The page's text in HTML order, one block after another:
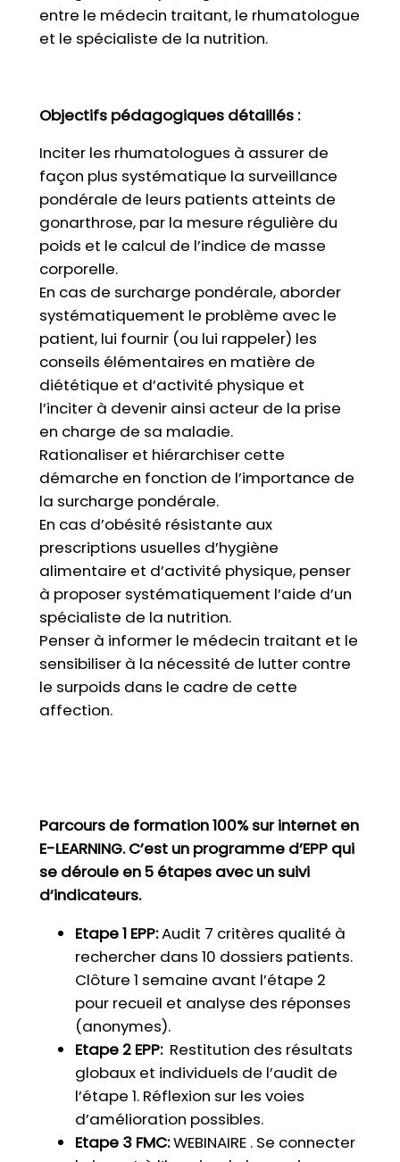
entre le médecin traitant, le rhumatologue
et le spécialiste de la nutrition.
Objectifs pédagogiques détaillés :
Inciter les rhumatologues à assurer de
façon plus systématique la surveillance
pondérale de leurs patients atteints de
gonarthrose, par la mesure régulière du
poids et le calcul de l’indice de masse
corporelle.
En cas de surcharge pondérale, aborder
systématiquement le problème avec le
patient, lui fournir (ou lui rappeler) les
conseils élémentaires en matière de
diététique et d’activité physique et
l’inciter à devenir ainsi acteur de la prise
en charge de sa maladie.
Rationaliser et hiérarchiser cette
démarche en fonction de l’importance de
la surcharge pondérale.
En cas d’obésité résistante aux
prescriptions usuelles d’hygiène
alimentaire et d’activité physique, penser
à proposer systématiquement l’aide d’un
spécialiste de la nutrition.
Penser à informer le médecin traitant et le
sensibiliser à la nécessité de lutter contre
le surpoids dans le cadre de cette
affection.
Parcours de formation 100% sur internet en
E-LEARNING. C’est un programme d’EPP qui
se déroule en 5 étapes avec un suivi
d’indicateurs.
Etape 1 EPP:Audit 7 critères qualité à
rechercher dans 10 dossiers patients.
Clôture 1 semaine avant l’étape 2
pour recueil et analyse des réponses
(anonymes).
Etape 2 EPP: Restitution des résultats
globaux et individuels de l’audit de
l’étape 1. Réflexion sur les voies
d’amélioration possibles.
Etape 3 FMC:WEBINAIRE . Se connecter